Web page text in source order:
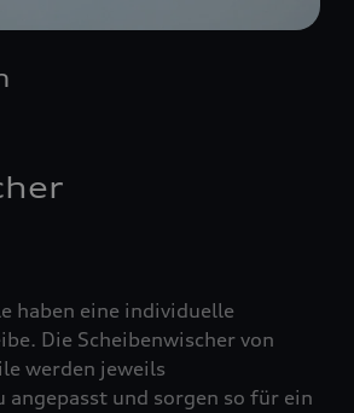
haben eine individuelle
Die Scheibenwischer von
werden jeweils
und sorgen so für ein